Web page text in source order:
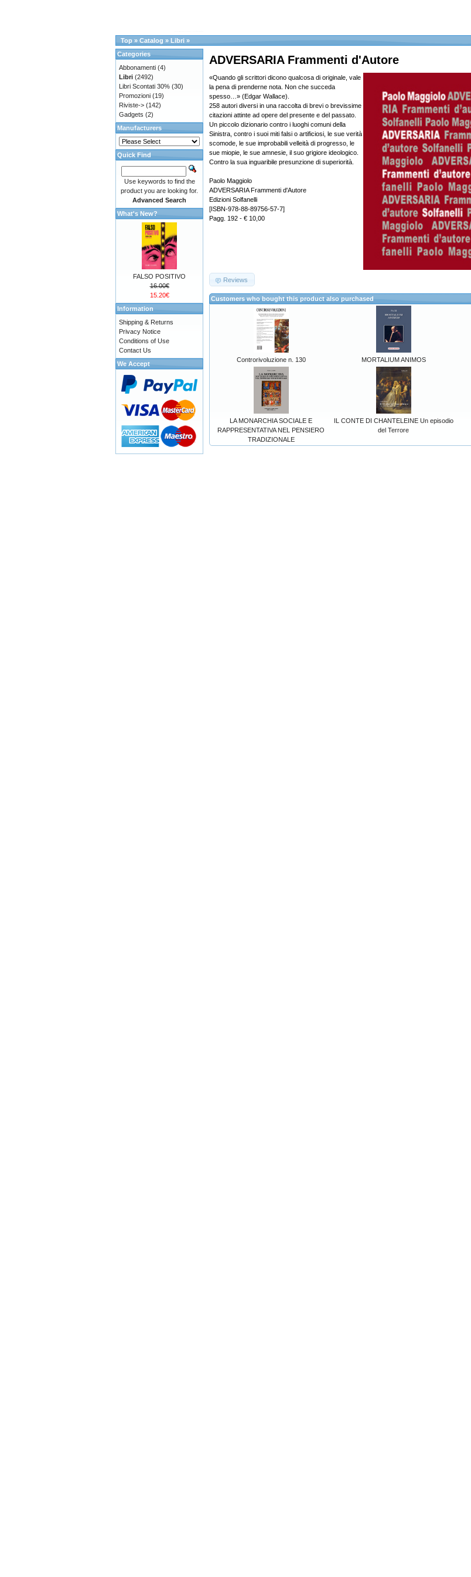
Top » Catalog » Libri »
ADVERSARIA Frammenti d'Autore
«Quando gli scrittori dicono qualcosa di originale, vale
la pena di prenderne nota. Non che succeda
spesso…» (Edgar Wallace).
258 autori diversi in una raccolta di brevi o brevissime
citazioni attinte ad opere del presente e del passato.
Un piccolo dizionario contro i luoghi comuni della
Sinistra, contro i suoi miti falsi o artificiosi, le sue verità
scomode, le sue improbabili velleità di progresso, le
sue miopie, le sue amnesie, il suo grigiore ideologico.
Contro la sua inguaribile presunzione di superiorità.
Paolo Maggiolo
ADVERSARIA Frammenti d'Autore
Edizioni Solfanelli
[ISBN-978-88-89756-57-7]
Pagg. 192 - € 10,00
Reviews
Customers who bought this product also purchased
Controrivoluzione n. 130 MORTALIUM ANIMOS
LA MONARCHIA SOCIALE E
RAPPRESENTATIVA NEL PENSIERO
TRADIZIONALE
IL CONTE DI CHANTELEINE Un episodio
del Terrore
Categories
Abbonamenti (4)
Libri (2492)
Libri Scontati 30% (30)
Promozioni (19)
Riviste-> (142)
Gadgets (2)
Manufacturers
Quick Find
Use keywords to find the
product you are looking for.
Advanced Search
What's New?
FALSO POSITIVO
16.00€
15.20€
Information
Shipping & Returns
Privacy Notice
Conditions of Use
Contact Us
We Accept